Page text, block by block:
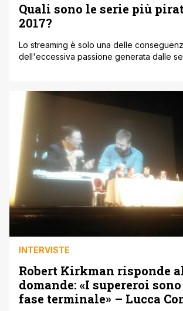
Quali sono le serie più
2017?
Lo streaming è solo una delle
dell'eccessiva passione generata dalle
nonostante molti servizi on demand
soglia delle serie tv 'piratate', molti
a guardare le loro serie preferite su siti
INTERVISTE
Robert Kirkman risponde
domande: «I supereroi
fase terminale» – Lucca